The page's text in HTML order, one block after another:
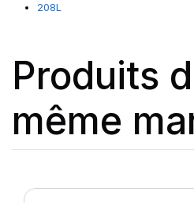
208L
Produits
même